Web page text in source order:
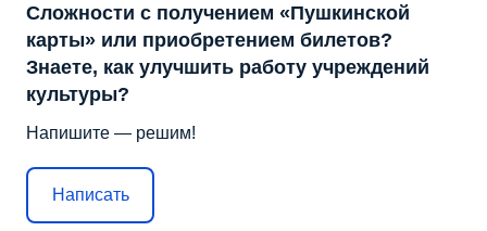
Сложности с получением «Пушкинской
карты» или приобретением билетов?
Знаете, как улучшить работу учреждений
культуры?
Напишите — решим!
Написать